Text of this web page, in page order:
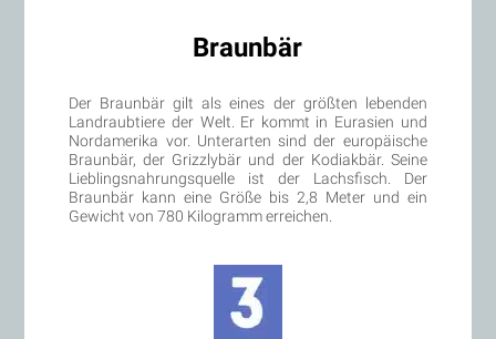
Braunbär
Der Braunbär gilt als eines der größten lebenden
Landraubtiere der Welt. Er kommt in Eurasien und
Nordamerika vor. Unterarten sind der europäische
Braunbär, der Grizzlybär und der Kodiakbär. Seine
Lieblingsnahrungsquelle ist der Lachsfisch. Der
Braunbär kann eine Größe bis 2,8 Meter und ein
Gewicht von 780 Kilogramm erreichen.